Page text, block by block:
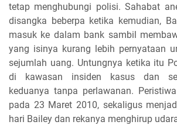
tetap menghubungi polisi. Sahabat
disangka beberpa ketika kemudian,
masuk ke dalam bank sambil
yang isinya kurang lebih pernyataan
sejumlah uang. Untungnya ketika itu
di kawasan insiden kasus dan
keduanya tanpa perlawanan.
pada 23 Maret 2010, sekaligus
hari Bailey dan rekanya menghirup